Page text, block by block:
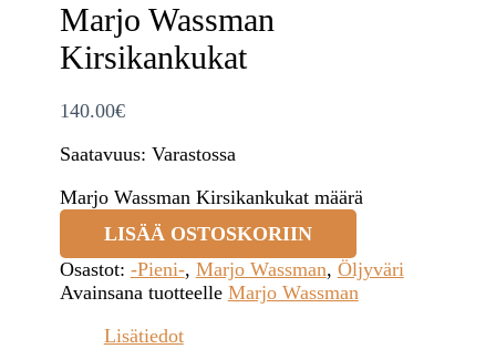
Marjo Wassman
Kirsikankukat
140.00€
Saatavuus: Varastossa
Marjo Wassman Kirsikankukat määrä
LISÄÄ OSTOSKORIIN
Osastot: -Pieni-, Marjo Wassman, Öljyväri
Avainsana tuotteelle Marjo Wassman
Lisätiedot